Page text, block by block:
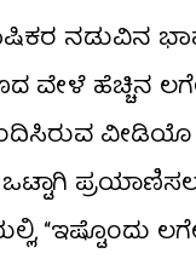
ನಡುವಿನ
ಹೆಚ್ಚಿನ
“ಇಷ್ಟೊಂದು